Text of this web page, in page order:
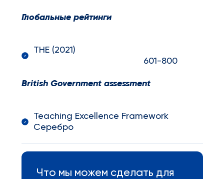
Глобальные рейтинги
THE (2021)
601-800
British Government assessment
Teaching Excellence Framework
Серебро
Что мы можем сделать для